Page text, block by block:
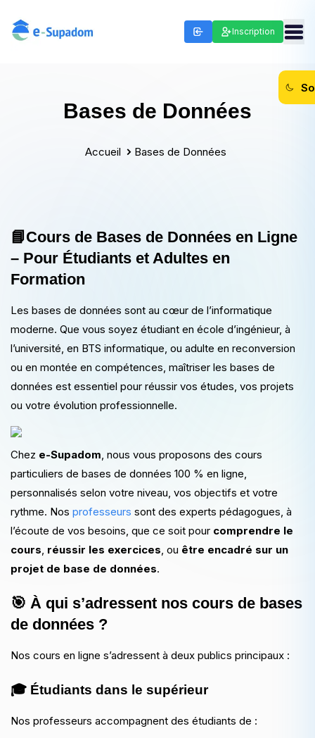
Inscription
Bases de Données
Accueil Bases de Données
📘Cours de Bases de Données en Ligne
– Pour Étudiants et Adultes en
Formation
Les bases de données sont au cœur de l’informatique
moderne. Que vous soyez étudiant en école d’ingénieur, à
l’université, en BTS informatique, ou adulte en reconversion
ou en montée en compétences, maîtriser les bases de
données est essentiel pour réussir vos études, vos projets
ou votre évolution professionnelle.
Chez e-Supadom, nous vous proposons des cours
particuliers de bases de données 100 % en ligne,
personnalisés selon votre niveau, vos objectifs et votre
rythme. Nos professeurs sont des experts pédagogues, à
l’écoute de vos besoins, que ce soit pour comprendre le
cours, réussir les exercices, ou être encadré sur un
projet de base de données.
🎯 À qui s’adressent nos cours de bases
de données ?
Nos cours en ligne s’adressent à deux publics principaux :
🎓 Étudiants dans le supérieur
Nos professeurs accompagnent des étudiants de :